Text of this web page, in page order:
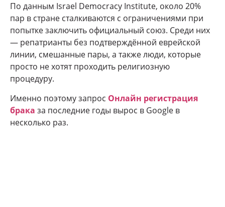
По данным Israel Democracy Institute, около 20%
пар в стране сталкиваются с ограничениями при
попытке заключить официальный союз. Среди них
— репатрианты без подтверждённой еврейской
линии, смешанные пары, а также люди, которые
просто не хотят проходить религиозную
процедуру.
Именно поэтому запрос Онлайн регистрация
брака за последние годы вырос в Google в
несколько раз.